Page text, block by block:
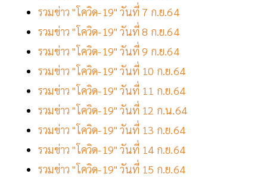
รวมข่าว "โควิด-19" วันที่ 7 ก.ย.64
รวมข่าว "โควิด-19" วันที่ 8 ก.ย.64
รวมข่าว "โควิด-19" วันที่ 9 ก.ย.64
รวมข่าว "โควิด-19" วันที่ 10 ก.ย.64
รวมข่าว "โควิด-19" วันที่ 11 ก.ย.64
รวมข่าว "โควิด-19" วันที่ 12 ก.น.64
รวมข่าว "โควิด-19" วันที่ 13 ก.ย.64
รวมข่าว "โควิด-19" วันที่ 14 ก.ย.64
รวมข่าว "โควิด-19" วันที่ 15 ก.ย.64